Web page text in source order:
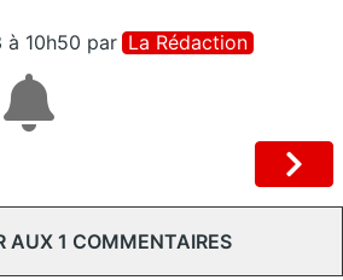
à 10h50 par La Rédaction
AUX 1 COMMENTAIRES